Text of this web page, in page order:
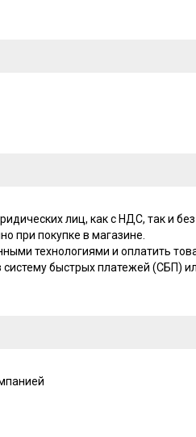
лиц, как с НДС, так и
при покупке в магазине.
технологиями и оплатить
быстрых платежей (СБП)